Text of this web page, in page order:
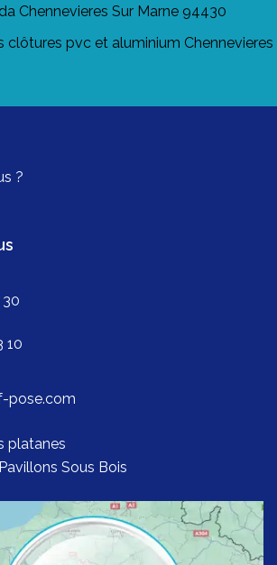
Chennevieres Sur Marne 94430
clôtures pvc et aluminium
?
30
10
pose.com
platanes
Sous Bois